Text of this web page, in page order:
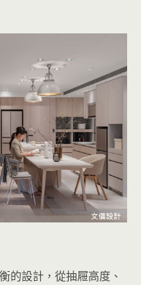
的設計，從抽屜高度、